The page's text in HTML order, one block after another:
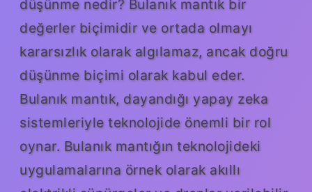
düşünme nedir? Bulanık mantık bir
değerler biçimidir ve ortada olmayı
kararsızlık olarak algılamaz, ancak doğru
düşünme biçimi olarak kabul eder.
Bulanık mantık, dayandığı yapay zeka
sistemleriyle teknolojide önemli bir rol
oynar. Bulanık mantığın teknolojideki
uygulamalarına örnek olarak akıllı